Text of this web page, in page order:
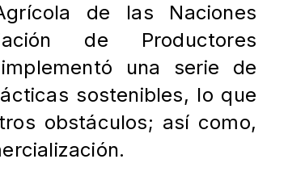
de las Naciones
de Productores
una serie de
sostenibles, lo que
obstáculos; así como,